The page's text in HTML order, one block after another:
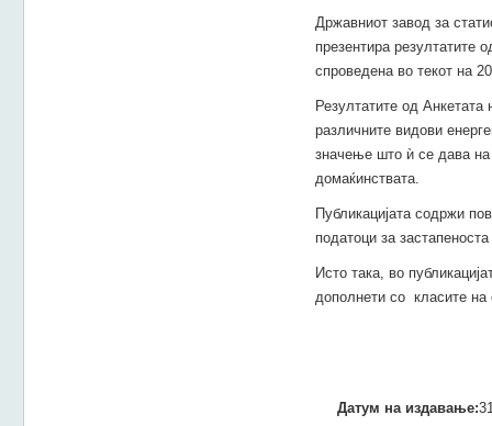
Државниот завод за
презентира резултатите
спроведена во текот на
Резултатите од
различните видови
значење што ѝ се дава на
домаќинствата.
Публикацијата содржи
податоци за
Исто така, во
дополнети со класите на
Датум на издавање: